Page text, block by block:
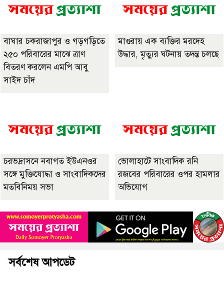
বাঘার চকরাজাপুর ও গড়গড়িতে
২৫০ পরিবারের মাঝে ত্রাণ
বিতরণ করলেন এমপি আবু
সাইদ চাঁদ
মাগুরায় এক ব্যক্তির মরদেহ
উদ্ধার, মৃত্যুর ঘটনায় তদন্ত চলছে
চরভদ্রাসনে নবাগত ইউএনওর
সঙ্গে মুক্তিযোদ্ধা ও সাংবাদিকদের
মতবিনিময় সভা
ভোলাহাটে সাংবাদিক রনি
রজবের পরিবারের ওপর হামলার
অভিযোগ
সর্বশেষ আপডেট